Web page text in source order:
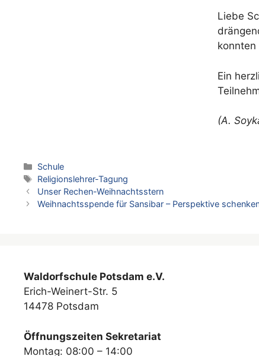
Liebe
Ein
(A.
Kategorien
Schule
Schlagwörter
Religionslehrer-Tagung
Unser Rechen-Weihnachtsstern
Weihnachtsspende für Sansibar – Perspektive
Waldorfschule Potsdam e.V.
Erich-Weinert-Str. 5
14478 Potsdam
Öffnungszeiten Sekretariat
Montag: 08:00 – 14:00